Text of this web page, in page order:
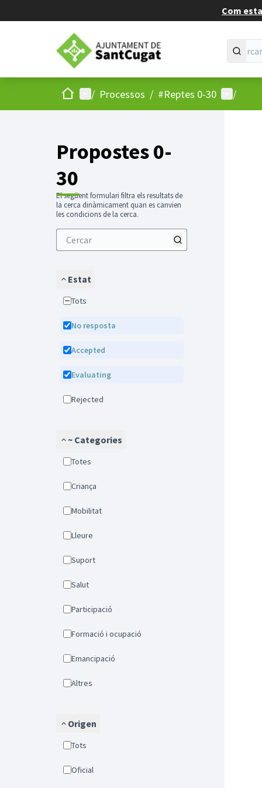
Com
Inici Menú principal
/ Processos / #Reptes 0-30 Menú
/
Propostes 0-
30
El següent formulari filtra els resultats de
la cerca dinàmicament quan es canvien
les condicions de la cerca.
Estat
Tots
No resposta
Accepted
Evaluating
Rejected
~ Categories
Totes
Criança
Mobilitat
Lleure
Suport
Salut
Participació
Formació i ocupació
Emancipació
Altres
Origen
Tots
Oficial